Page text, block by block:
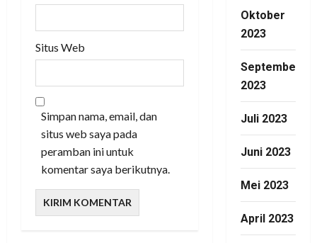
Situs Web
Simpan nama, email, dan
situs web saya pada
peramban ini untuk
komentar saya berikutnya.
Oktober
2023
September
2023
Juli 2023
Juni 2023
Mei 2023
April 2023